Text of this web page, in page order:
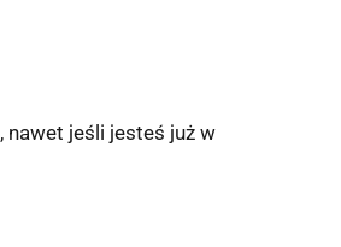
jeśli jesteś już w